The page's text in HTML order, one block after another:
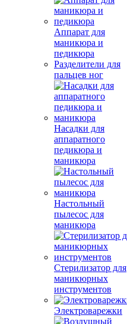
Аппарат для
маникюра и
педикюра
Разделители для
пальцев ног
Насадки для
аппаратного
педикюра и
маникюра
Настольный
пылесос для
маникюра
Стерилизатор для
маникюрных
инструментов
Электроварежки